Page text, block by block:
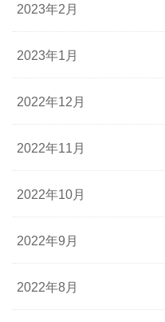
2023年2月
2023年1月
2022年12月
2022年11月
2022年10月
2022年9月
2022年8月